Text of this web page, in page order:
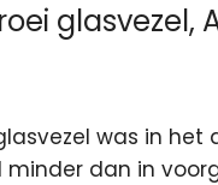
glasvezel,
was in het
minder dan in